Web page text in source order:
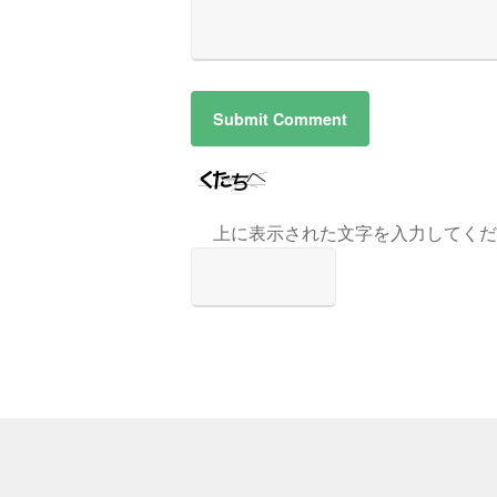
上に表示された文字を入力してく